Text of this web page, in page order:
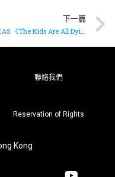
下一篇
FINNEAS 《The Kids Are All Dying》MV現已上架
聯絡我們
Reservation of Rights
Kong